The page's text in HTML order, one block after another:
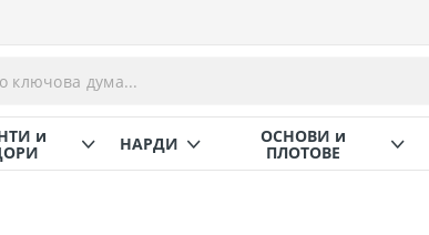
и НАРДИ ОСНОВИ и
ПЛОТОВЕ